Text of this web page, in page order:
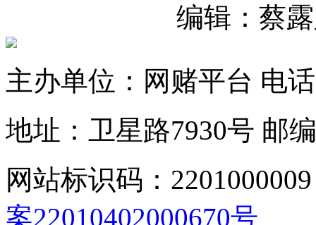
编辑：蔡
主办单位：网赌平台 电
地址：卫星路7930号 邮
网站标识码：2201000009
案22010402000670号